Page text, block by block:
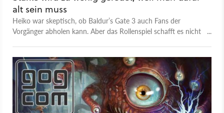
alt sein muss
Heiko war skeptisch, ob Baldur’s Gate 3 auch Fans der
Vorgänger abholen kann. Aber das Rollenspiel schafft es nicht